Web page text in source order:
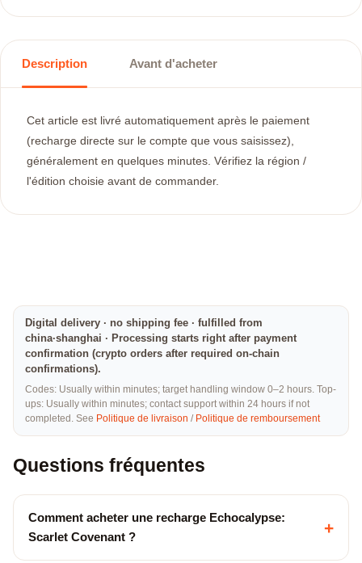
Description Avant d'acheter
Cet article est livré automatiquement après le paiement
(recharge directe sur le compte que vous saisissez),
généralement en quelques minutes. Vérifiez la région /
l'édition choisie avant de commander.
Digital delivery · no shipping fee · fulfilled from
china·shanghai · Processing starts right after payment
confirmation (crypto orders after required on-chain
confirmations).
Codes: Usually within minutes; target handling window 0–2 hours. Top-
ups: Usually within minutes; contact support within 24 hours if not
completed. See Politique de livraison / Politique de remboursement
Questions fréquentes
Comment acheter une recharge Echocalypse:
Scarlet Covenant ?
+